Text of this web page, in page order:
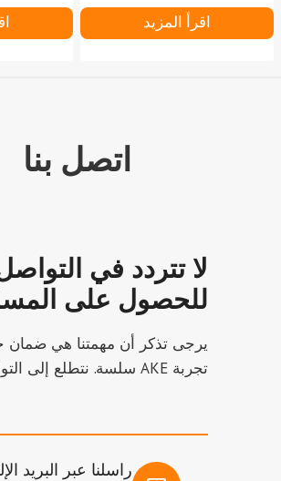
اقرأ المزيد
اتصل بنا
لا تتردد في
للحصول على
يرجى تذكر أن مهمتنا هي ضمان
تجربة AKE سلسة. نتطلع إلى التواصل معك!
راسلنا عبر البريد